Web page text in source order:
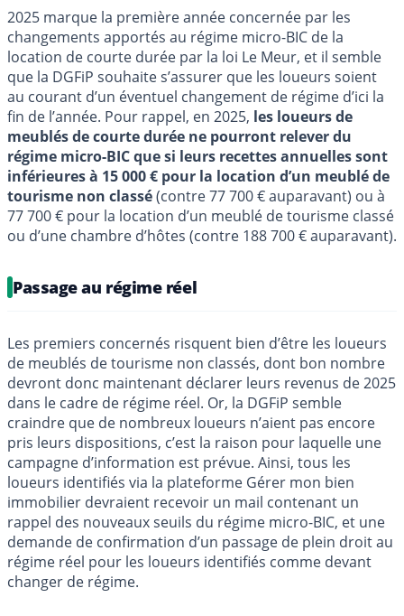
2025 marque la première année concernée par les
changements apportés au régime micro-BIC de la
location de courte durée par la loi Le Meur, et il semble
que la DGFiP souhaite s’assurer que les loueurs soient
au courant d’un éventuel changement de régime d’ici la
fin de l’année. Pour rappel, en 2025, les loueurs de
meublés de courte durée ne pourront relever du
régime micro-BIC que si leurs recettes annuelles sont
inférieures à 15 000 € pour la location d’un meublé de
tourisme non classé(contre 77 700 € auparavant) ou à
77 700 € pour la location d’un meublé de tourisme classé
ou d’une chambre d’hôtes (contre 188 700 € auparavant).
Passage au régime réel
Les premiers concernés risquent bien d’être les loueurs
de meublés de tourisme non classés, dont bon nombre
devront donc maintenant déclarer leurs revenus de 2025
dans le cadre de régime réel. Or, la DGFiP semble
craindre que de nombreux loueurs n’aient pas encore
pris leurs dispositions, c’est la raison pour laquelle une
campagne d’information est prévue. Ainsi, tous les
loueurs identifiés via la plateforme Gérer mon bien
immobilier devraient recevoir un mail contenant un
rappel des nouveaux seuils du régime micro-BIC, et une
demande de confirmation d’un passage de plein droit au
régime réel pour les loueurs identifiés comme devant
changer de régime.